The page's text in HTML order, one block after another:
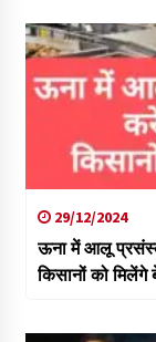
29/12/2024
ऊना में आलू
किसानों को मिलेंगे